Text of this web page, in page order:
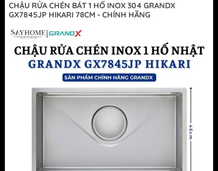
CHẬU RỬA CHÉN BÁT 1 HỐ INOX 304 GRANDX
GX7845JP HIKARI 78CM - CHÍNH HÃNG